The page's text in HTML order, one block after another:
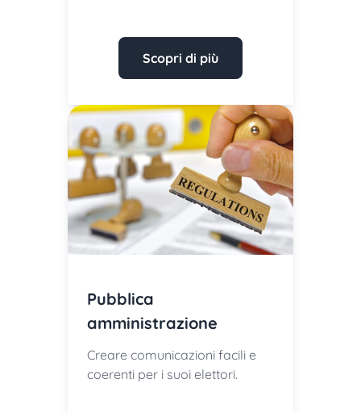
Scopri di più
Pubblica
amministrazione
Creare comunicazioni facili e
coerenti per i suoi elettori.